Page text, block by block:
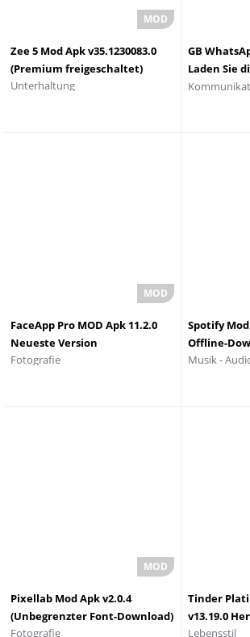
Zee 5 Mod Apk v35.1230083.0
(Premium freigeschaltet)
Unterhaltung
GB
Laden Sie
herunter
FaceApp Pro MOD Apk 11.2.0
Neueste Version
herunterladen ohne
Fotografie
Spotify Mod
Offline-
Musik -
Pixellab Mod Apk v2.0.4
(Unbegrenzter Font-Download)
Fotografie
Tinder
v13.19.0
Lebensstil